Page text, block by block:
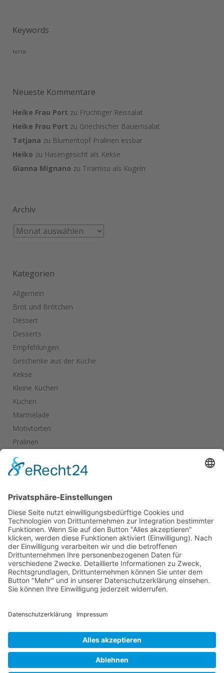
Keywords
torte
Neueste Kommentare
Heike Frau Port zu Fruchtiger Reissalat
Heike Frau Port zu Griechischer Bauernsalat
Tatjana zu Blumentopf Pralinen essbar
Heiko zu Hasengesicht als Kekse
Gianna Mignano zu Tiramisu als Kugeln
Archiv
Kategorien
Allgemein
Brot und Brötchen
Dessert
Desserts
Empfehlungen
Geschenke aus der Küche
Kekse
Kleine Kuchen
Kuchen
Marmelade
Motivtorten
Pralinen
Salate
Salziges
start_torte
Torten
Weihnachtskekse
Hier dürfen Sie ein wenig stöbern
© Beates Backschätze .Datenschutz